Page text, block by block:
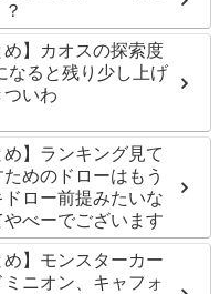
め】カオスの探索度
なると残り少し上げ
ついわ
め】ランキング見て
めのドローはもう
ロー前提みたいな
べーでございます
め】モンスターカー
ミニオン、キャフォ